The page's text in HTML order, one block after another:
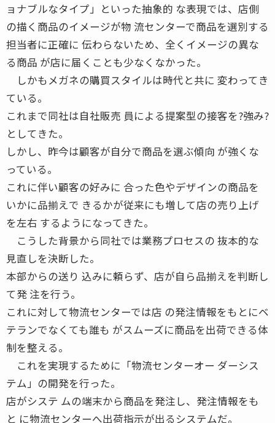
ョナブルなタイプ」といった抽象的 な表現では、店側
の描く商品のイメージが物 流センターで商品を選別する
担当者に正確に 伝わらないため、全くイメージの異な
る商品 が店に届くことも少なくなかった。
しかもメガネの購買スタイルは時代と共に 変わってき
ている。
これまで同社は自社販売 員による提案型の接客を?強み?
としてきた。
しかし、昨今は顧客が自分で商品を選ぶ傾向 が強くな
っている。
これに伴い顧客の好みに 合った色やデザインの商品を
いかに品揃えで きるかが従来にも増して店の売り上げ
を左右 するようになってきた。
こうした背景から同社では業務プロセスの 抜本的な
見直しを決断した。
本部からの送り 込みに頼らず、店が自ら品揃えを判断し
て発 注を行う。
これに対して物流センターでは店 の発注情報をもとにベ
テランでなくても誰も がスムーズに商品を出荷できる体
制を整える。
これを実現するために「物流センターオー ダーシス
テム」の開発を行った。
店がシステ ムの端末から商品を発注し、発注情報をも
と に物流センターへ出荷指示が出るシステムだ。